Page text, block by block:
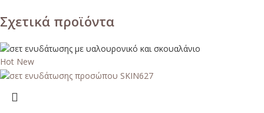
Σχετικά προϊόντα
Hot New